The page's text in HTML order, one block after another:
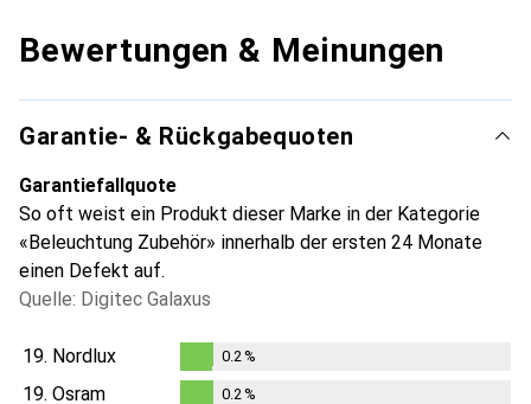
Bewertungen & Meinungen
Garantie- & Rückgabequoten
Garantiefallquote
So oft weist ein Produkt dieser Marke in der Kategorie
«Beleuchtung Zubehör» innerhalb der ersten 24 Monate
einen Defekt auf.
Quelle: Digitec Galaxus
19. Nordlux
0.2%
0.2 %
19. Osram 0.2 %